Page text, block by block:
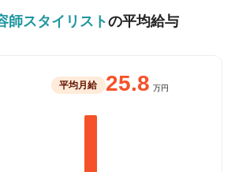
師スタイリストの平均給与
平均月給 25.8 万円